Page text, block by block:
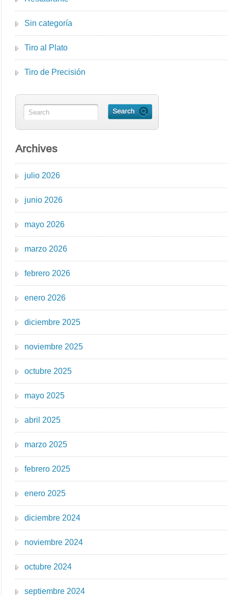
Sin categoría
Tiro al Plato
Tiro de Precisión
Archives
julio 2026
junio 2026
mayo 2026
marzo 2026
febrero 2026
enero 2026
diciembre 2025
noviembre 2025
octubre 2025
mayo 2025
abril 2025
marzo 2025
febrero 2025
enero 2025
diciembre 2024
noviembre 2024
octubre 2024
septiembre 2024